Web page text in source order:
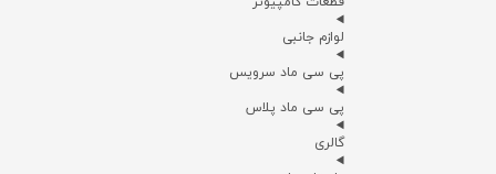
لوازم جانبی
پی سی ماد سرویس
پی سی ماد پلاس
گالری